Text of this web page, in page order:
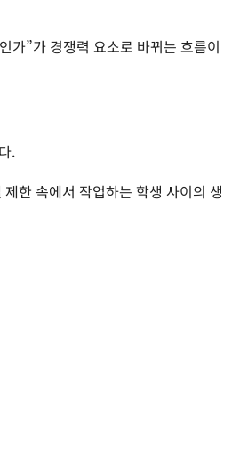
가”가 경쟁력 요소로 바뀌는 흐름이
.
한 속에서 작업하는 학생 사이의 생